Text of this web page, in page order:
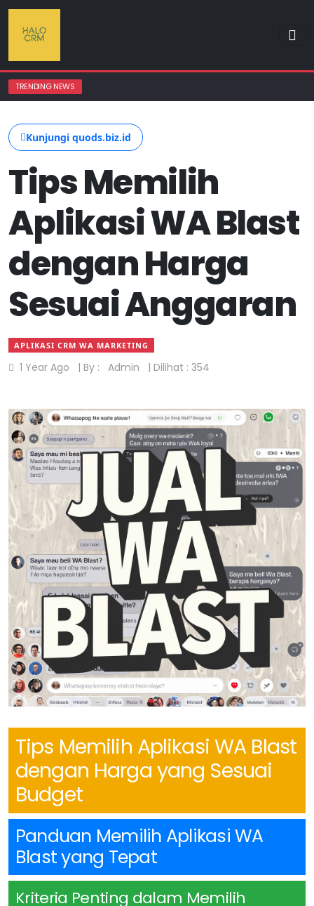
TRENDING NEWS
Kunjungi quods.biz.id
Tips Memilih
Aplikasi WA Blast
dengan Harga
Sesuai Anggaran
APLIKASI CRM WA MARKETING
1 Year Ago | By : Admin | Dilihat : 354
Tips Memilih Aplikasi WA Blast
dengan Harga yang Sesuai
Budget
Panduan Memilih Aplikasi WA
Blast yang Tepat
Kriteria Penting dalam Memilih